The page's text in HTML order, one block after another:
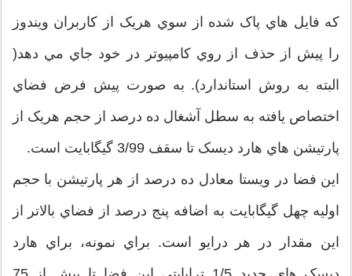
که فايل هاي پاک شده از سوي هريک از کاربران ويندوز
را پيش از حذف از روي کامپيوتر در خود جاي مي دهد(
البته به روش استاندارد). به صورت پيش فرض فضاي
اختصاص يافته به سطل آشغال ده درصد از حجم هريک از
پارتيشن هاي هارد ديسک تا سقف 3/99 گيگابايت است.
اين فضا در ويستا معادل ده درصد از هر پارتيشن با حجم
اوليه چهل گيگابايت به اضافه پنج درصد از فضاي بالاتر از
اين مقدار در هر درايو است. براي نمونه، براي هارد